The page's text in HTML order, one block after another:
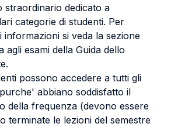
straordinario dedicato a
categorie di studenti. Per
informazioni si veda la sezione
agli esami della Guida dello
possono accedere a tutti gli
abbiano soddisfatto il
della frequenza (devono essere
terminate le lezioni del semestre